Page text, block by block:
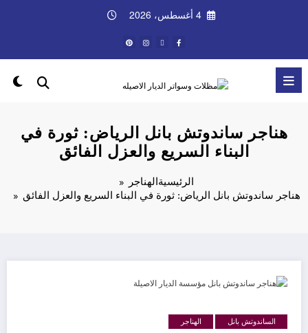
4 أغسطس، 2026
هناجر ساندوتش بانل الرياض: ثورة في
البناء السريع والعزل الفائق
الرئيسية الهناجر
هناجر ساندوتش بانل الرياض: ثورة في البناء السريع والعزل الفائق
الساندوتش بانل الهناجر